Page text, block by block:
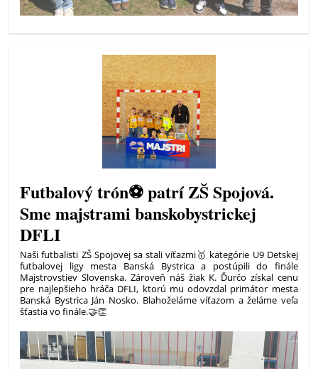
Futbalový trón⚽ patrí ZŠ Spojová.
Sme majstrami banskobystrickej
DFLI
Naši futbalisti ZŠ Spojovej sa stali víťazmi🥇 kategórie U9 Detskej
futbalovej ligy mesta Banská Bystrica a postúpili do finále
Majstrovstiev Slovenska. Zároveň náš žiak K. Ďurčo získal cenu
pre najlepšieho hráča DFLI, ktorú mu odovzdal primátor mesta
Banská Bystrica Ján Nosko. Blahoželáme víťazom a želáme veľa
šťastia vo finále.🤝👏